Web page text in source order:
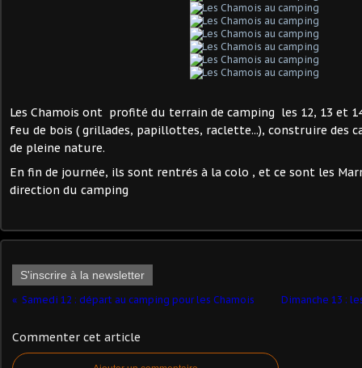
Les Chamois ont profité du terrain de camping les 12, 13 et
feu de bois ( grillades, papillottes, raclette...), construire des
de pleine nature.
En fin de journée, ils sont rentrés à la colo , et ce sont les
direction du camping
S'inscrire à la newsletter
Samedi 12 : départ au camping pour les Chamois Dimanche 13 :
Commenter cet article